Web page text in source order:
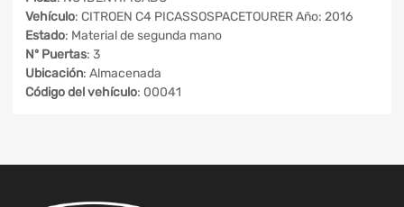
Vehículo: CITROEN C4 PICASSOSPACETOURER Año: 2016
Estado: Material de segunda mano
Nº Puertas: 3
Ubicación: Almacenada
Código del vehículo: 00041